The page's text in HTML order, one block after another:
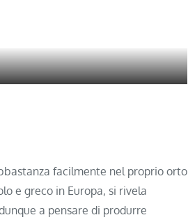
facilmente nel proprio orto
e greco in Europa, si rivela
a pensare di produrre